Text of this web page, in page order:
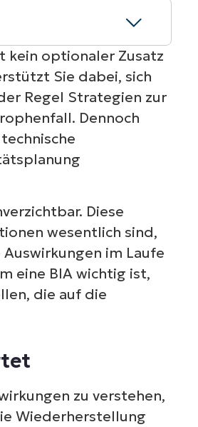
Planung
kein optionaler Zusatz
Sie dabei, sich
Regel Strategien zur
Dennoch
Diese
wesentlich sind,
im Laufe
eine BIA wichtig ist,
die auf die
zu verstehen,
Wiederherstellung